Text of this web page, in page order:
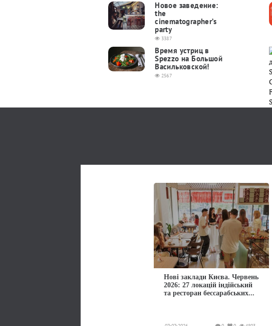
Новое заведение:
the
cinematographer’s
party
3387
Время устриц в
Spezzo на Большой
Васильковской!
2567
Нові заклади Києва. Червень
2026: 27 локацій індійський
та ресторан бессарабських...